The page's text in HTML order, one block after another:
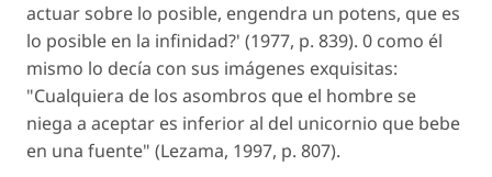
actuar sobre lo posible, engendra un potens, que es
lo posible en la infinidad?' (1977, p. 839). 0 como él
mismo lo decía con sus imágenes exquisitas:
"Cualquiera de los asombros que el hombre se
niega a aceptar es inferior al del unicornio que bebe
en una fuente" (Lezama, 1997, p. 807).